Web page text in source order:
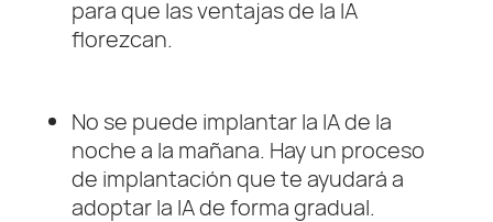
para que las ventajas de la IA
florezcan.
No se puede implantar la IA de la
noche a la mañana. Hay un proceso
de implantación que te ayudará a
adoptar la IA de forma gradual.